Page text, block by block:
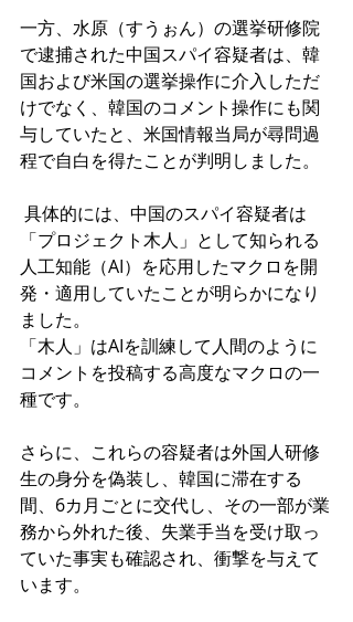
一方、水原（すうぉん）の選挙研修院
で逮捕された中国スパイ容疑者は、韓
国および米国の選挙操作に介入しただ
けでなく、韓国のコメント操作にも関
与していたと、米国情報当局が尋問過
程で自白を得たことが判明しました。
具体的には、中国のスパイ容疑者は
「プロジェクト木人」として知られる
人工知能（AI）を応用したマクロを開
発・適用していたことが明らかになり
ました。
「木人」はAIを訓練して人間のように
コメントを投稿する高度なマクロの一
種です。
さらに、これらの容疑者は外国人研修
生の身分を偽装し、韓国に滞在する
間、6カ月ごとに交代し、その一部が業
務から外れた後、失業手当を受け取っ
ていた事実も確認され、衝撃を与えて
います。